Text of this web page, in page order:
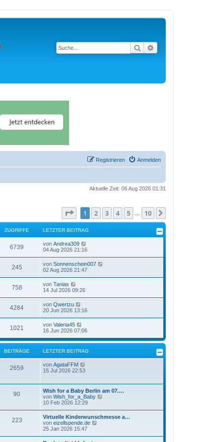
Suche
Anmelden
Registrieren
Aktuelle Zeit: 06 Aug 2026 01:31
Seite von10
1 2 3 4 5 10
ZUGRIFFE LETZTER BEITRAG
6739 von Andrea309
04 Aug 2026 21:16
245 von Sonnenschein007
02 Aug 2026 21:47
758 von Tanias
14 Jul 2026 09:26
4284 von Qwertzu
20 Jun 2026 13:16
1021 von Valeria45
16 Jun 2026 07:06
BEITRÄGE LETZTER BEITRAG
2659 von AgataFFM
s
t
e
r
B
e
i
t
r
a
15 Jul 2026 22:53
90
Wish for a Baby Berlin am 07.…
von Wish_for_a_Baby
s
r
10 Feb 2026 12:29
223
Virtuelle Kinderwunschmesse a…
von eizellspende.de
25 Jan 2026 15:47